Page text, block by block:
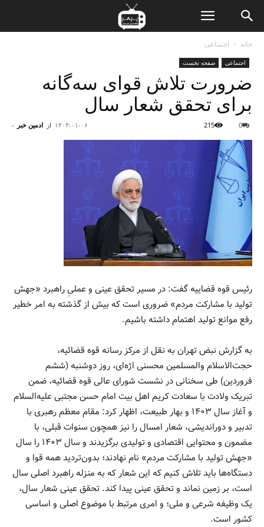
خانه اجتماعی
اجتماعی صفحه نخست
ضرورت تلاش قوای سه‌گانه
برای تحقق شعار سال
از ادمین خبر - ۱۴۰۳-۰۱-۰۶ 0
215
رئیس قوه قضاییه گفت: در مسیر تحقق عینی و عملیِ راهبرد «جهش
تولید با مشارکت مردم» ضروری است که بیش از گذشته به امر خطیر
رفع موانع تولید اهتمام داشته باشیم.
به گزارش نبض تهران به نقل از مرکز رسانه قوه قضائیه،
حجت‌الاسلام والمسلمین محسنی اژه‌ای، روز دوشنبه (ششم
فروردین) طی سخنانی در نشست شورای عالی قوه قضائیه، ضمن
تبریک ولادت با سعادت کریم اهل بیت امام حسن مجتبی علیه‌السلام
و آغاز سال ۱۴۰۳ و بهار طبیعت، اظهار کرد: مقام معظم رهبری با
تدبیر و دوراندیشی، شعار امسال را نیز همچون سنوات قبلی، با
مضمون و محتوایی اقتصادی و تولیدی برگزیدند و سال ۱۴۰۳ را سال
«جهش تولید با مشارکت مردم» نام نهادند؛ بدون‌تردید همه قوا و
دستگاه‌ها باید تلاش کنیم که این شعار که به منزله راهبرد اصلی سال
است، بر زمین نماند و تحقق عینی پیدا کند. تحقق عینی شعار سال،
یک وظیفه شرعی و ملی؛ و امری مرتبط با موضوع اصلی و اساسی
کشور است.